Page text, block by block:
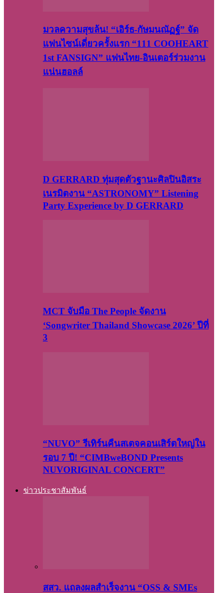
มวลความสุขล้น! “เอิร์ธ-กัษมนณัฏฐ์” จัด
แฟนไซน์เดี่ยวครั้งแรก “111 COOHEART
1st FANSIGN” แฟนไทย-อินเตอร์ร่วมงาน
แน่นฮอลล์
D GERRARD ทุ่มสุดตัวฐานะศิลปินอิสระ
เนรมิตงาน “ASTRONOMY” Listening
Party Experience by D GERRARD
MCT จับมือ The People จัดงาน
‘Songwriter Thailand Showcase 2026’ ปีที่
3
“NUVO” รีเทิร์นคืนสเตจคอนเสิร์ตใหญ่ใน
รอบ 7 ปี! “CIMBweBOND Presents
NUVORIGINAL CONCERT”
ข่าวประชาสัมพันธ์
สสว. แถลงผลสำเร็จงาน “OSS & SMEs